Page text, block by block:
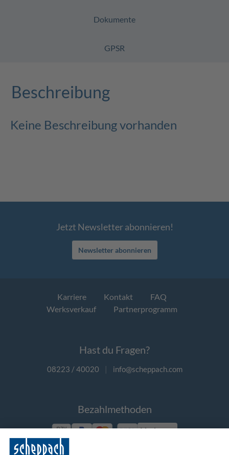
Dokumente
GPSR
Beschreibung
Keine Beschreibung vorhanden
Jetzt Newsletter abonnieren!
Newsletter abonnieren
Karriere Kontakt
FAQ
Werksverkauf
Partnerprogramm
Hast du Fragen?
08223 / 40020 | info@scheppach.com
Bezahlmethoden
Vorkasse